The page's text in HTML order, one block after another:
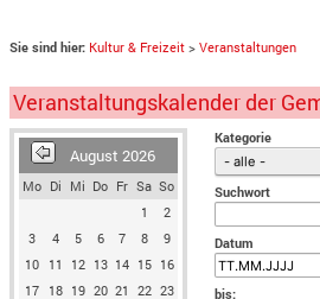
Sie sind hier: Kultur & Freizeit >Veranstaltungen
Veranstaltungskalender der
August 2026
Mo Di Mi Do Fr Sa So
1
2
3
4 5 6 7 8
9
10 11 12 13 14 15 16
17 18 19 20 21 22 23
Kategorie
Suchwort
Datum
bis: